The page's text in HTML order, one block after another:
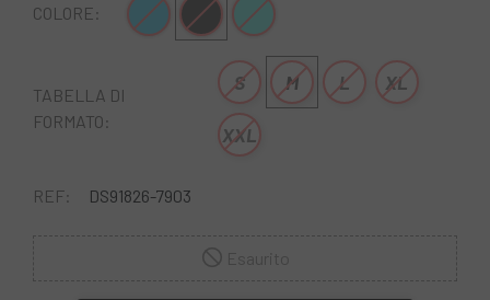
COLORE: BluNero biancoTurchese
TABELLA DI
FORMATO:
S M L XL
XXL
REF: DS91826-7903